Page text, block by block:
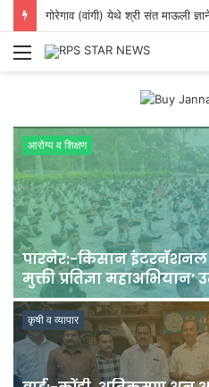
Menu
आरोग्य व शिक्षण
पारनेर:-किसान इंटरनॅशनल
मुक्ती प्रतिज्ञा महाअभियान’
कृषी व व्यापार